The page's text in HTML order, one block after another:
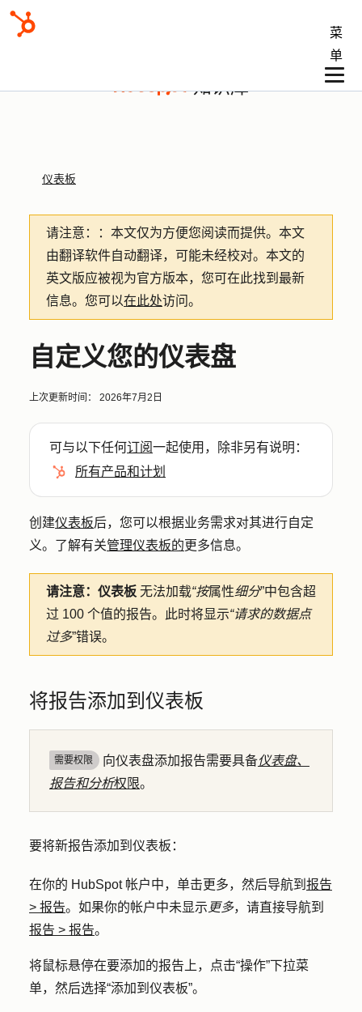
菜
单
知识库
仪表板
请注意： ：本文仅为方便您阅读而提供。 本文
由翻译软件自动翻译，可能未经校对。本文的
英文版应被视为官方版本，您可在此找到最新
信息。您可以在此处访问。
自定义您的仪表盘
上次更新时间： 2026年7月2日
可与以下任何订阅一起使用，除非另有说明：
所有产品和计划
创建仪表板后，您可以根据业务需求对其进行自定
义。了解有关管理仪表板的更多信息。
请注意：仪表板 无法加载“按属性细分”中包含超
过 100 个值的报告。此时将显示“请求的数据点
过多”错误。
将报告添加到仪表板
需要权限 向仪表盘添加报告需要具备仪表盘、
报告和分析权限。
要将新报告添加到仪表板：
在你的 HubSpot 帐户中，单击更多，然后导航到 报告
> 报告。如果你的帐户中未显示 更多，请直接导航到
报告 > 报告。
将鼠标悬停在要添加的报告上，点击“操作”下拉菜
单，然后选择“添加到仪表板”。